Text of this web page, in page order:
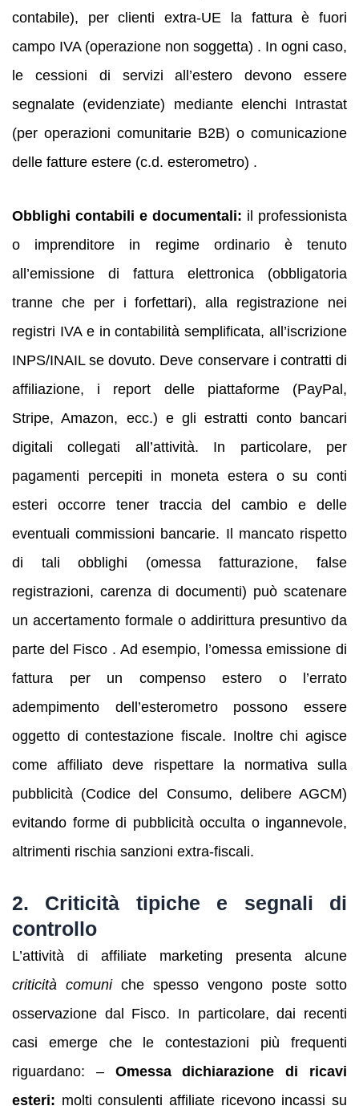
contabile), per clienti extra-UE la fattura è fuori
campo IVA (operazione non soggetta) . In ogni caso,
le cessioni di servizi all’estero devono essere
segnalate (evidenziate) mediante elenchi Intrastat
(per operazioni comunitarie B2B) o comunicazione
delle fatture estere (c.d. esterometro) .
Obblighi contabili e documentali: il professionista
o imprenditore in regime ordinario è tenuto
all’emissione di fattura elettronica (obbligatoria
tranne che per i forfettari), alla registrazione nei
registri IVA e in contabilità semplificata, all’iscrizione
INPS/INAIL se dovuto. Deve conservare i contratti di
affiliazione, i report delle piattaforme (PayPal,
Stripe, Amazon, ecc.) e gli estratti conto bancari
digitali collegati all’attività. In particolare, per
pagamenti percepiti in moneta estera o su conti
esteri occorre tener traccia del cambio e delle
eventuali commissioni bancarie. Il mancato rispetto
di tali obblighi (omessa fatturazione, false
registrazioni, carenza di documenti) può scatenare
un accertamento formale o addirittura presuntivo da
parte del Fisco . Ad esempio, l’omessa emissione di
fattura per un compenso estero o l’errato
adempimento dell’esterometro possono essere
oggetto di contestazione fiscale. Inoltre chi agisce
come affiliato deve rispettare la normativa sulla
pubblicità (Codice del Consumo, delibere AGCM)
evitando forme di pubblicità occulta o ingannevole,
altrimenti rischia sanzioni extra-fiscali.
2. Criticità tipiche e segnali di
controllo
L’attività di affiliate marketing presenta alcune
criticità comuniche spesso vengono poste sotto
osservazione dal Fisco. In particolare, dai recenti
casi emerge che le contestazioni più frequenti
riguardano: – Omessa dichiarazione di ricavi
esteri: molti consulenti affiliate ricevono incassi su